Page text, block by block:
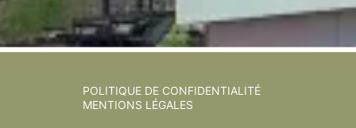
POLITIQUE DE CONFIDENTIALITÉ
MENTIONS LÉGALES